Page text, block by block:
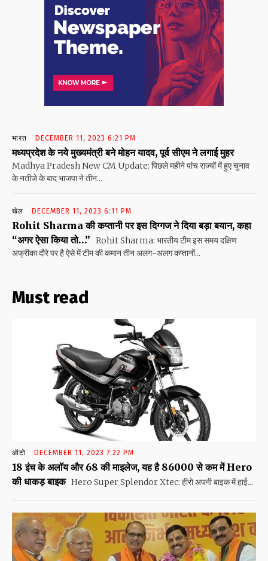
भारत DECEMBER 11, 2023 6:21 PM
मध्यप्रदेश के नये मुख्यमंत्री बने मोहन यादव, पूर्व सीएम ने लगाई मुहर
Madhya Pradesh New CM Update: पिछले महीने पांच राज्यों में हुए चुनाव
के नतीजे के बाद भाजपा ने तीन...
खेल DECEMBER 11, 2023 6:11 PM
Rohit Sharma की कप्तानी पर इस दिग्गज ने दिया बड़ा बयान, कहा
“अगर ऐसा किया तो…” Rohit Sharma: भारतीय टीम इस समय दक्षिण
अफ्रीका दौरे पर है ऐसे में टीम की कमान तीन अलग-अलग कप्तानों...
Must read
ऑटो DECEMBER 11, 2023 7:22 PM
18 इंच के अलॉय और 68 की माइलेज, यह है 86000 से कम में Hero
की धाकड़ बाइक Hero Super Splendor Xtec: हीरो अपनी बाइक में हाई...